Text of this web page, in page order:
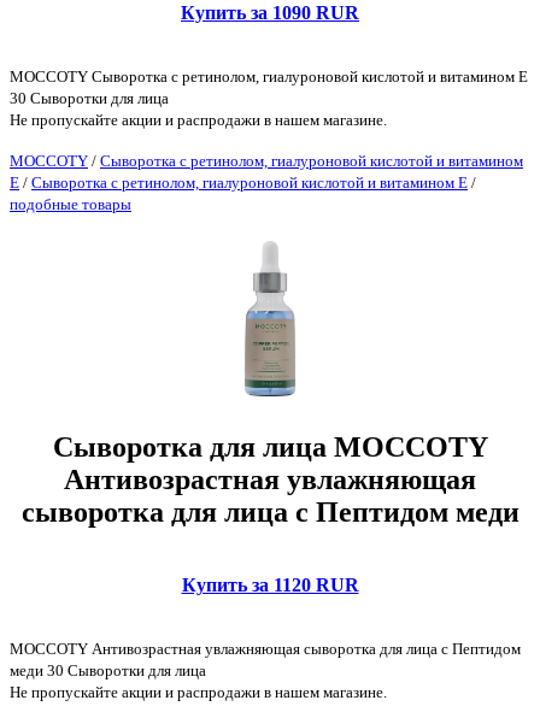
Купить за 1090 RUR
MOCCOTY Сыворотка с ретинолом, гиалуроновой кислотой и витамином Е
30 Сыворотки для лица
Не пропускайте акции и распродажи в нашем магазине.
MOCCOTY / Сыворотка с ретинолом, гиалуроновой кислотой и витамином
Е / Сыворотка с ретинолом, гиалуроновой кислотой и витамином Е /
подобные товары
Сыворотка для лица MOCCOTY
Антивозрастная увлажняющая
сыворотка для лица с Пептидом меди
Купить за 1120 RUR
MOCCOTY Антивозрастная увлажняющая сыворотка для лица с Пептидом
меди 30 Сыворотки для лица
Не пропускайте акции и распродажи в нашем магазине.